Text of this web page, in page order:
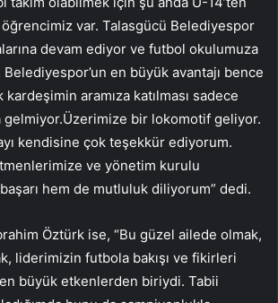
öğrencimiz var. Talasgücü Belediyespor
devam ediyor ve futbol okulumuza
en büyük avantajı bence
aramıza katılması sadece
gelmiyor.Üzerimize bir lokomotif geliyor.
kendisine çok teşekkür ediyorum.
ve yönetim kurulu
hem de mutluluk diliyorum” dedi.
Öztürk ise, “Bu güzel ailede olmak,
liderimizin futbola bakışı ve fikirleri
büyük etkenlerden biriydi. Tabii